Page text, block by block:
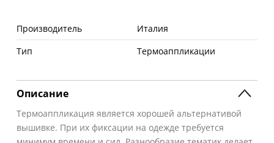
Производитель
Италия
Тип
Термоаппликации
Описание
Термоаппликация является хорошей альтернативой
вышивке. При их фиксации на одежде требуется